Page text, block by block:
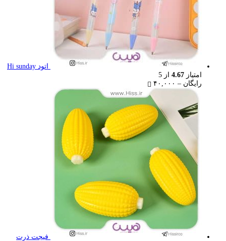
اتود Hi sunday
امتیاز 4.67 از 5
رایگان – ۴۰,۰۰۰
range:
رایگان
through
۴۰,۰۰۰ تومان
فیجت ذرت